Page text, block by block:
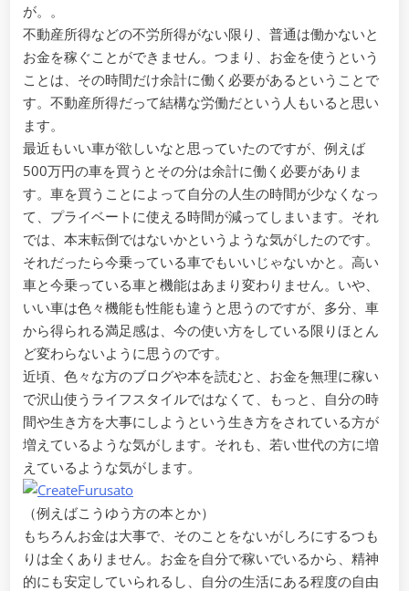
す
る
こ
と
は
分
の
時
間
を
捨
て
る
こ
と
と
緒
が。。
不動産所得などの不労所得がない限り、普通は働かないと
お金を稼ぐことができません。つまり、お金を使うという
ことは、その時間だけ余計に働く必要があるということで
す。不動産所得だって結構な労働だという人もいると思い
ます。
最近もいい車が欲しいなと思っていたのですが、例えば
500万円の車を買うとその分は余計に働く必要がありま
す。車を買うことによって自分の人生の時間が少なくなっ
て、プライベートに使える時間が減ってしまいます。それ
では、本末転倒ではないかというような気がしたのです。
それだったら今乗っている車でもいいじゃないかと。高い
車と今乗っている車と機能はあまり変わりません。いや、
いい車は色々機能も性能も違うと思うのですが、多分、車
から得られる満足感は、今の使い方をしている限りほとん
ど変わらないように思うのです。
近頃、色々な方のブログや本を読むと、お金を無理に稼い
で沢山使うライフスタイルではなくて、もっと、自分の時
間や生き方を大事にしようという生き方をされている方が
増えているような気がします。それも、若い世代の方に増
えているような気がします。
（例えばこうゆう方の本とか）
もちろんお金は大事で、そのことをないがしろにするつも
りは全くありません。お金を自分で稼いでいるから、精神
的にも安定していられるし、自分の生活にある程度の自由